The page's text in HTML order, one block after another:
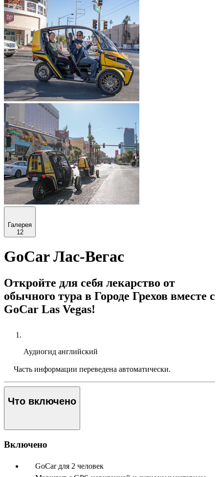
Галерея
12
GoCar Лас-Вегас
Откройте для себя лекарство от
обычного тура в Городе Грехов вместе с
GoCar Las Vegas!
Аудиогид английский
Часть информации переведена автоматически.
Что включено
Включено
GoCar для 2 человек